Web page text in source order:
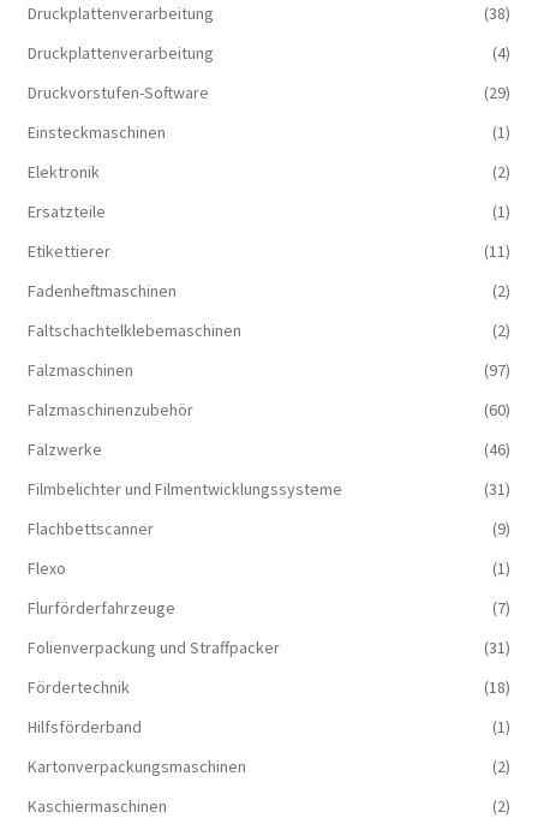
Druckplattenverarbeitung
(38)
Druckplattenverarbeitung
(4)
Druckvorstufen-Software
(29)
Einsteckmaschinen
(1)
Elektronik
(2)
Ersatzteile
(1)
Etikettierer
(11)
Fadenheftmaschinen
(2)
Faltschachtelklebemaschinen
(2)
Falzmaschinen
(97)
Falzmaschinenzubehör
(60)
Falzwerke
(46)
Filmbelichter und Filmentwicklungssysteme
(31)
Flachbettscanner
(9)
Flexo
(1)
Flurförderfahrzeuge
(7)
Folienverpackung und Straffpacker
(31)
Fördertechnik
(18)
Hilfsförderband
(1)
Kartonverpackungsmaschinen
(2)
Kaschiermaschinen
(2)